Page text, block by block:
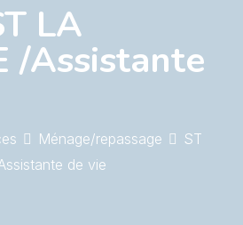
LA
/Assistante
Ménage/repassage
ST
de vie